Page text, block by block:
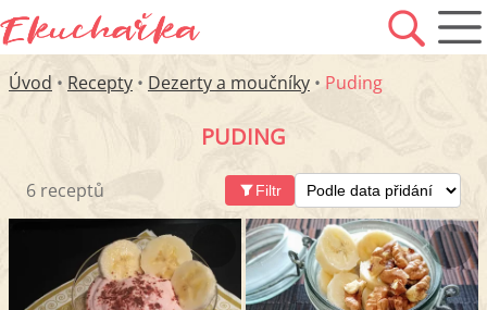
Úvod • Recepty • Dezerty a moučníky • Puding
PUDING
6 receptů Filtr